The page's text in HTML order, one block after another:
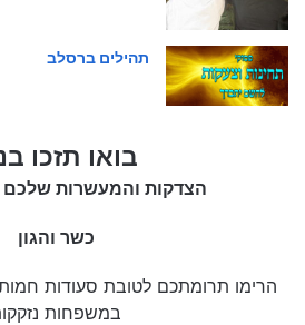
תהילים ברסלב
בואו תזכו
הצדקות והמעשרות שלכם
כשר והגון
הרימו תרומתכם לטובת סעודות חמות
במשפחות